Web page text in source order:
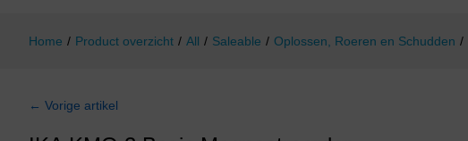
Home / Product overzicht / All / Saleable / Oplossen, Roeren en Schudden /
← Vorige artikel